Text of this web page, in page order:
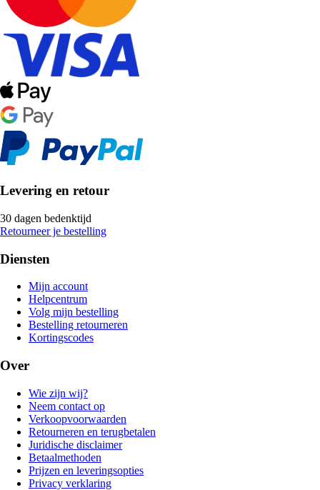
Levering en retour
30 dagen bedenktijd
Retourneer je bestelling
Diensten
Mijn account
Helpcentrum
Volg mijn bestelling
Bestelling retourneren
Kortingscodes
Over
Wie zijn wij?
Neem contact op
Verkoopvoorwaarden
Retourneren en terugbetalen
Juridische disclaimer
Betaalmethoden
Prijzen en leveringsopties
Privacy verklaring